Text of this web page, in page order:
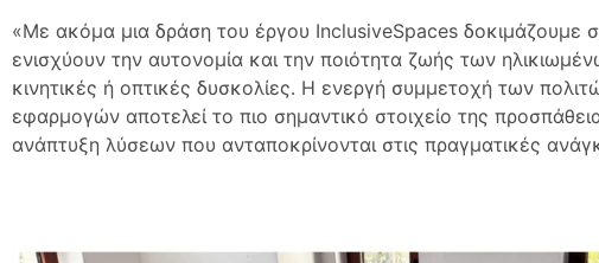
«Με ακόμα μια δράση του έργου InclusiveSpaces δοκιμάζουμε
ενισχύουν την αυτονομία και την ποιότητα ζωής των
κινητικές ή οπτικές δυσκολίες. Η ενεργή συμμετοχή των
εφαρμογών αποτελεί το πιο σημαντικό στοιχείο της
ανάπτυξη λύσεων που ανταποκρίνονται στις πραγματικές